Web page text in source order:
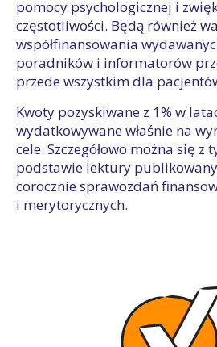
pomocy psychologicznej i
częstotliwości. Będą również
współfinansowania
poradników i informatorów
przede wszystkim dla
Kwoty pozyskiwane z 1% w
wydatkowywane właśnie na
cele. Szczegółowo można się z
podstawie lektury
corocznie sprawozdań
i merytorycznych.